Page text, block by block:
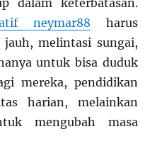
dalam keterbatasan.
neymar88 harus
jauh, melintasi sungai,
untuk bisa duduk
mereka, pendidikan
harian, melainkan
mengubah masa